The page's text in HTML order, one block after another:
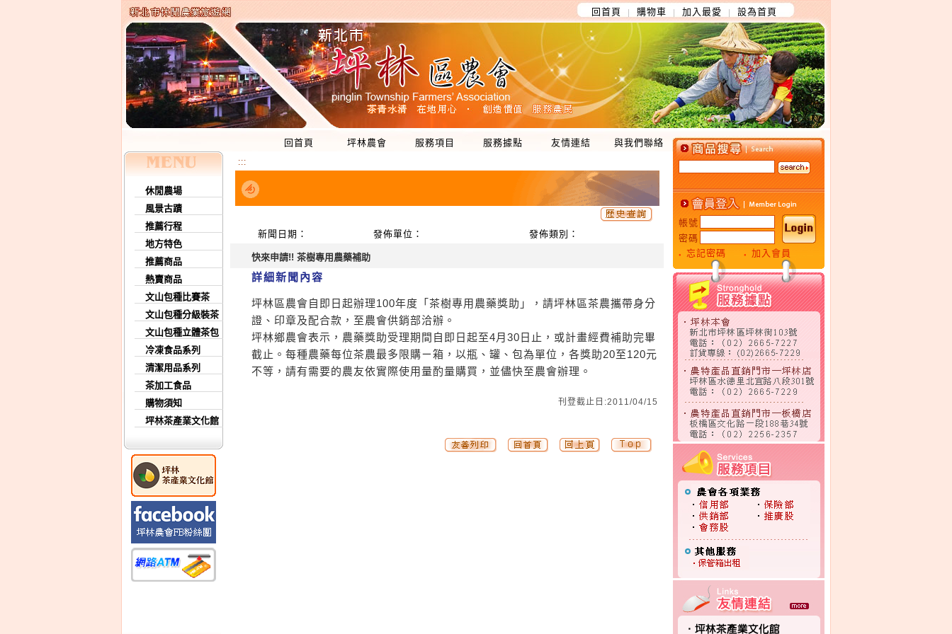
回首頁 購物車 加入最愛 設為首頁
回首頁 坪林農會 服務項目 服務據點 友情連結 與我們聯絡
休閒農場
風景古蹟
推薦行程
地方特色
推薦商品
熱賣商品
文山包種比賽茶
文山包種分級裝茶
文山包種立體茶包
冷凍食品系列
清潔用品系列
茶加工食品
購物須知
坪林茶產業文化館
:::
新聞日期： 發佈單位： 發佈類別：
快來申請!! 茶樹專用農藥補助
詳細新聞內容
坪林區農會自即日起辦理100年度「茶樹專用農藥獎助」，請坪林區茶農攜帶身分
證、印章及配合款，至農會供銷部洽辦。
坪林鄉農會表示，農藥獎助受理期間自即日起至4月30日止，或計畫經費補助完畢
截止。每種農藥每位茶農最多限購ㄧ箱，以瓶、罐、包為單位，各獎助20至120元
不等，請有需要的農友依實際使用量酌量購買，並儘快至農會辦理。
刊登截止日:2011/04/15
帳號
密碼
● 忘記密碼 ● 加入會員